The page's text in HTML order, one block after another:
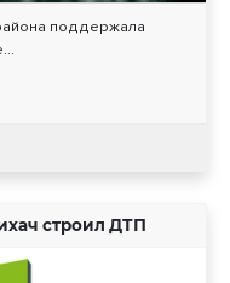
поддержала
строил ДТП